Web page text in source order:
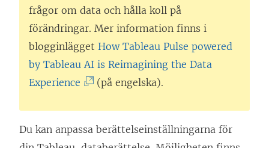
frågor om data och hålla koll på
förändringar. Mer information finns i
blogginlägget How Tableau Pulse powered
by Tableau AI is Reimagining the Data
Experience
n
(på engelska).
Du kan anpassa berättelseinställningarna för